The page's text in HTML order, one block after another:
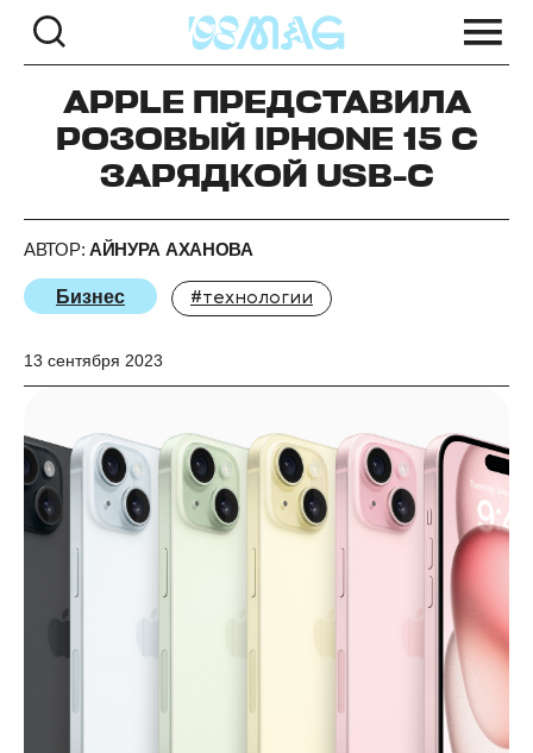
APPLE ПРЕДСТАВИЛА
РОЗОВЫЙ IPHONE 15 С
ЗАРЯДКОЙ USB-C
АВТОР: АЙНУРА АХАНОВА
Бизнес #технологии
13 сентября 2023